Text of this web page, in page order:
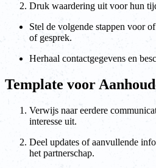
Druk waardering uit voor hun
Stel de volgende stappen voor
of gesprek.
Herhaal contactgegevens en
Template voor
Verwijs naar eerdere
interesse uit.
Deel updates of aanvullende
het partnerschap.